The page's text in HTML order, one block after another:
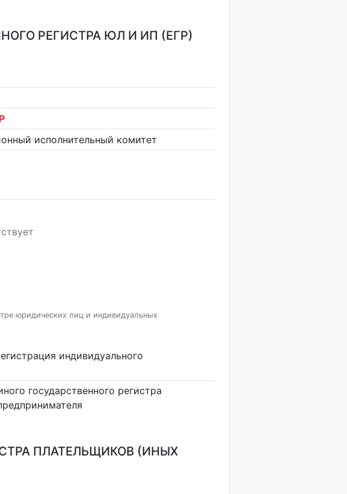
РЕГИСТРА ЮЛ И ИП (ЕГР)
исполнительный комитет
юридических лиц и индивидуальных
индивидуального
государственного регистра
ПЛАТЕЛЬЩИКОВ (ИНЫХ